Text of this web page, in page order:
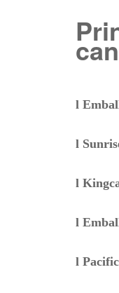
l
l
l
l
l